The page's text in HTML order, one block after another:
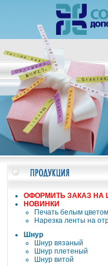
ОФОРМИТЬ ЗАКАЗ НА
НОВИНКИ
Печать белым
Нарезка ленты на
Шнур
Шнур вязаный
Шнур плетеный
Шнур витой